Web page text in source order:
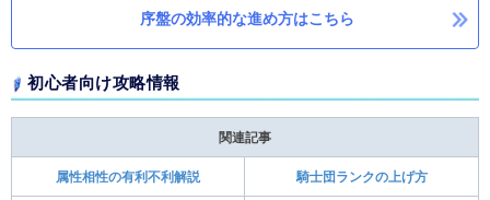
序盤の効率的な進め方はこちら
初心者向け攻略情報
関連記事
属性相性の有利不利解説 騎士団ランクの上げ方